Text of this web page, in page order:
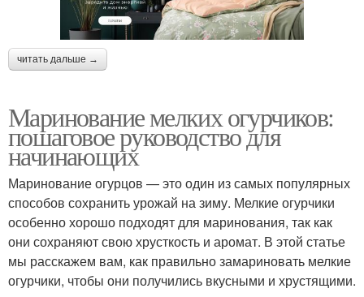
читать дальше →
Маринование мелких огурчиков:
пошаговое руководство для
начинающих
Маринование огурцов — это один из самых популярных
способов сохранить урожай на зиму. Мелкие огурчики
особенно хорошо подходят для маринования, так как
они сохраняют свою хрусткость и аромат. В этой статье
мы расскажем вам, как правильно замариновать мелкие
огурчики, чтобы они получились вкусными и хрустящими.